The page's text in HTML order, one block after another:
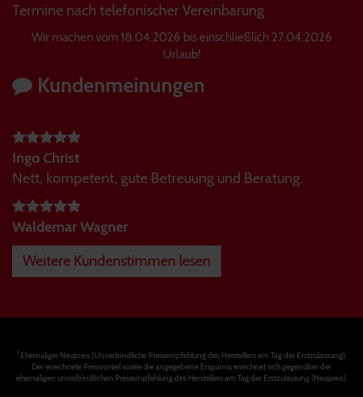
Termine nach telefonischer Vereinbarung
Wir machen vom 18.04.2026 bis einschließlich 27.04.2026
Urlaub!
Kundenmeinungen
Ingo Christ
Nett, kompetent, gute Betreuung und Beratung.
Waldemar Wagner
Weitere Kundenstimmen lesen
1Ehemaliger Neupreis (Unverbindliche Preisempfehlung des Herstellers am Tag der Erstzulassung).
Der errechnete Preisvorteil sowie die angegebene Ersparnis errechnet sich gegenüber der
ehemaligen unverbindlichen Preisempfehlung des Herstellers am Tag der Erstzulassung (Neupreis).